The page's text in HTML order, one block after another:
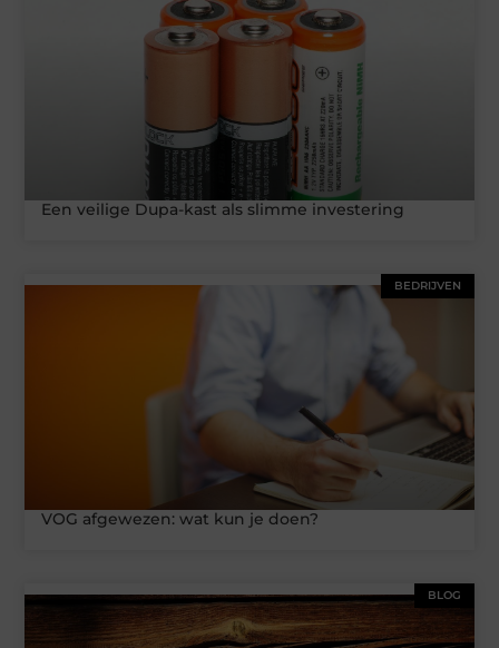
Een veilige Dupa-kast als slimme investering
BEDRIJVEN
VOG afgewezen: wat kun je doen?
BLOG